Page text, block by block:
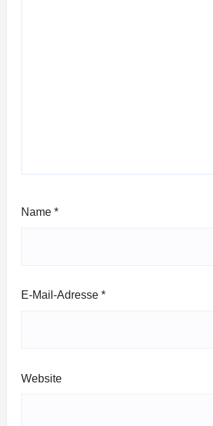
Name *
E-Mail-Adresse *
Website